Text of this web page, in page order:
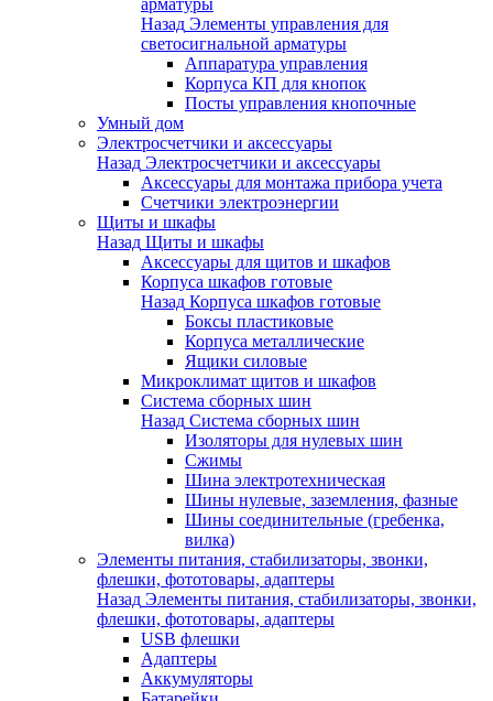
арматуры
Назад Элементы управления для
светосигнальной арматуры
Аппаратура управления
Корпуса КП для кнопок
Посты управления кнопочные
Умный дом
Электросчетчики и аксессуары
Назад Электросчетчики и аксессуары
Аксессуары для монтажа прибора учета
Счетчики электроэнергии
Щиты и шкафы
Назад Щиты и шкафы
Аксессуары для щитов и шкафов
Корпуса шкафов готовые
Назад Корпуса шкафов готовые
Боксы пластиковые
Корпуса металлические
Ящики силовые
Микроклимат щитов и шкафов
Система сборных шин
Назад Система сборных шин
Изоляторы для нулевых шин
Сжимы
Шина электротехническая
Шины нулевые, заземления, фазные
Шины соединительные (гребенка,
вилка)
Элементы питания, стабилизаторы, звонки,
флешки, фототовары, адаптеры
Назад Элементы питания, стабилизаторы, звонки,
флешки, фототовары, адаптеры
USB флешки
Адаптеры
Аккумуляторы